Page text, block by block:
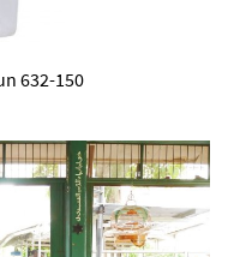
632-150